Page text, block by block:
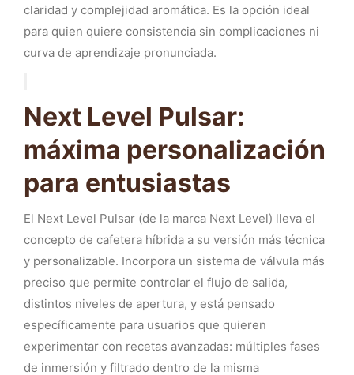
claridad y complejidad aromática. Es la opción ideal
para quien quiere consistencia sin complicaciones ni
curva de aprendizaje pronunciada.
Next Level Pulsar:
máxima personalización
para entusiastas
El Next Level Pulsar (de la marca Next Level) lleva el
concepto de cafetera híbrida a su versión más técnica
y personalizable. Incorpora un sistema de válvula más
preciso que permite controlar el flujo de salida,
distintos niveles de apertura, y está pensado
específicamente para usuarios que quieren
experimentar con recetas avanzadas: múltiples fases
de inmersión y filtrado dentro de la misma